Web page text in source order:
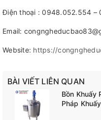
Điện thoại : 0948.052.554 –
Email:
Website: https://
BÀI VIẾT LIÊN QUAN
Bồn Khuấy
Pháp